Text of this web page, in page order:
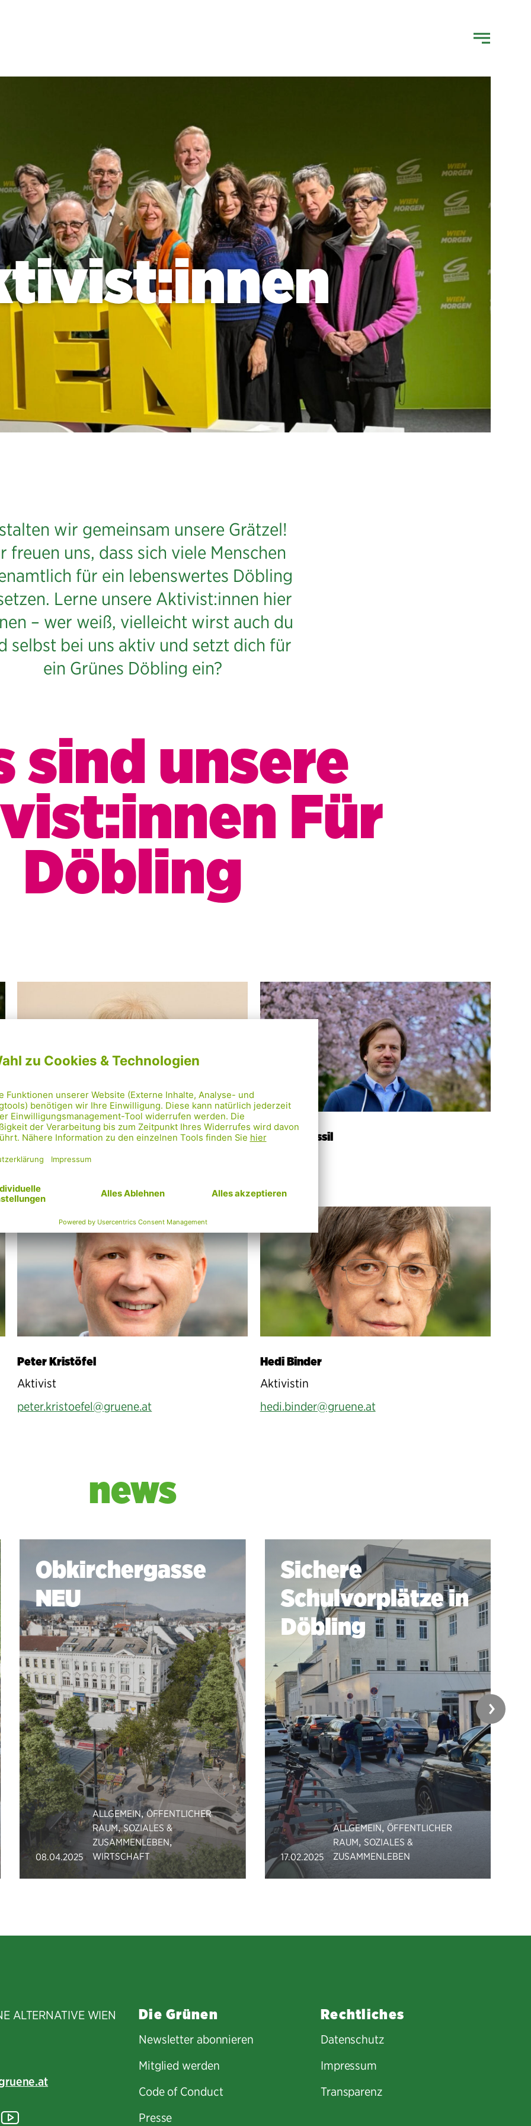
wir gemeinsam unsere Grätzel!
freuen uns, dass sich viele Menschen
für ein lebenswertes Döbling
Lerne unsere Aktivist:innen hier
– wer weiß, vielleicht wirst auch du
selbst bei uns aktiv und setzt dich für
ein Grünes Döbling ein?
sind unsere
Für
Döbling
Irmi Maier
Aktivistin
Joseph Mussil
Peter Kristöfel
Aktivist
peter.kristoefel@gruene.at
Hedi Binder
Aktivistin
hedi.binder@gruene.at
news
Obkirchergasse
NEU
08.04.2025
ALLGEMEIN,ÖFFENTLICHER
RAUM,SOZIALES &
ZUSAMMENLEBEN,
WIRTSCHAFT
Sichere
Schulvorplätze in
Döbling
17.02.2025
ALLGEMEIN, ÖFFENTLICHER
RAUM, SOZIALES &
ZUSAMMENLEBEN
ALTERNATIVE WIEN
YouTube
Die Grünen
Newsletter abonnieren
Mitglied werden
Code of Conduct
Presse
Rechtliches
Datenschutz
Impressum
Transparenz